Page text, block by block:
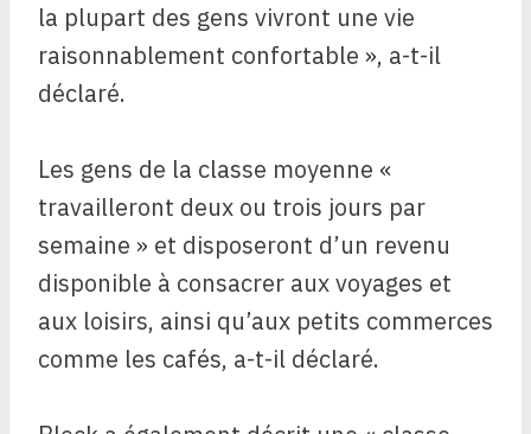
la plupart des gens vivront une vie
raisonnablement confortable », a-t-il
déclaré.
Les gens de la classe moyenne «
travailleront deux ou trois jours par
semaine » et disposeront d’un revenu
disponible à consacrer aux voyages et
aux loisirs, ainsi qu’aux petits commerces
comme les cafés, a-t-il déclaré.